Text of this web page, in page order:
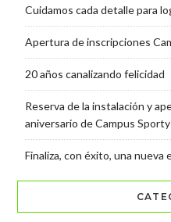
Cuidamos cada detalle para
Apertura de inscripciones
20 años canalizando felicidad
Reserva de la instalación y
aniversario de Campus Sporty
Finaliza, con éxito, una nueva